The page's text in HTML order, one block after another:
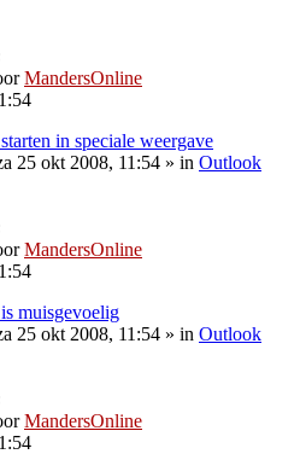
MandersOnline
in speciale weergave
25 okt 2008, 11:54 » in Outlook
MandersOnline
muisgevoelig
25 okt 2008, 11:54 » in Outlook
MandersOnline